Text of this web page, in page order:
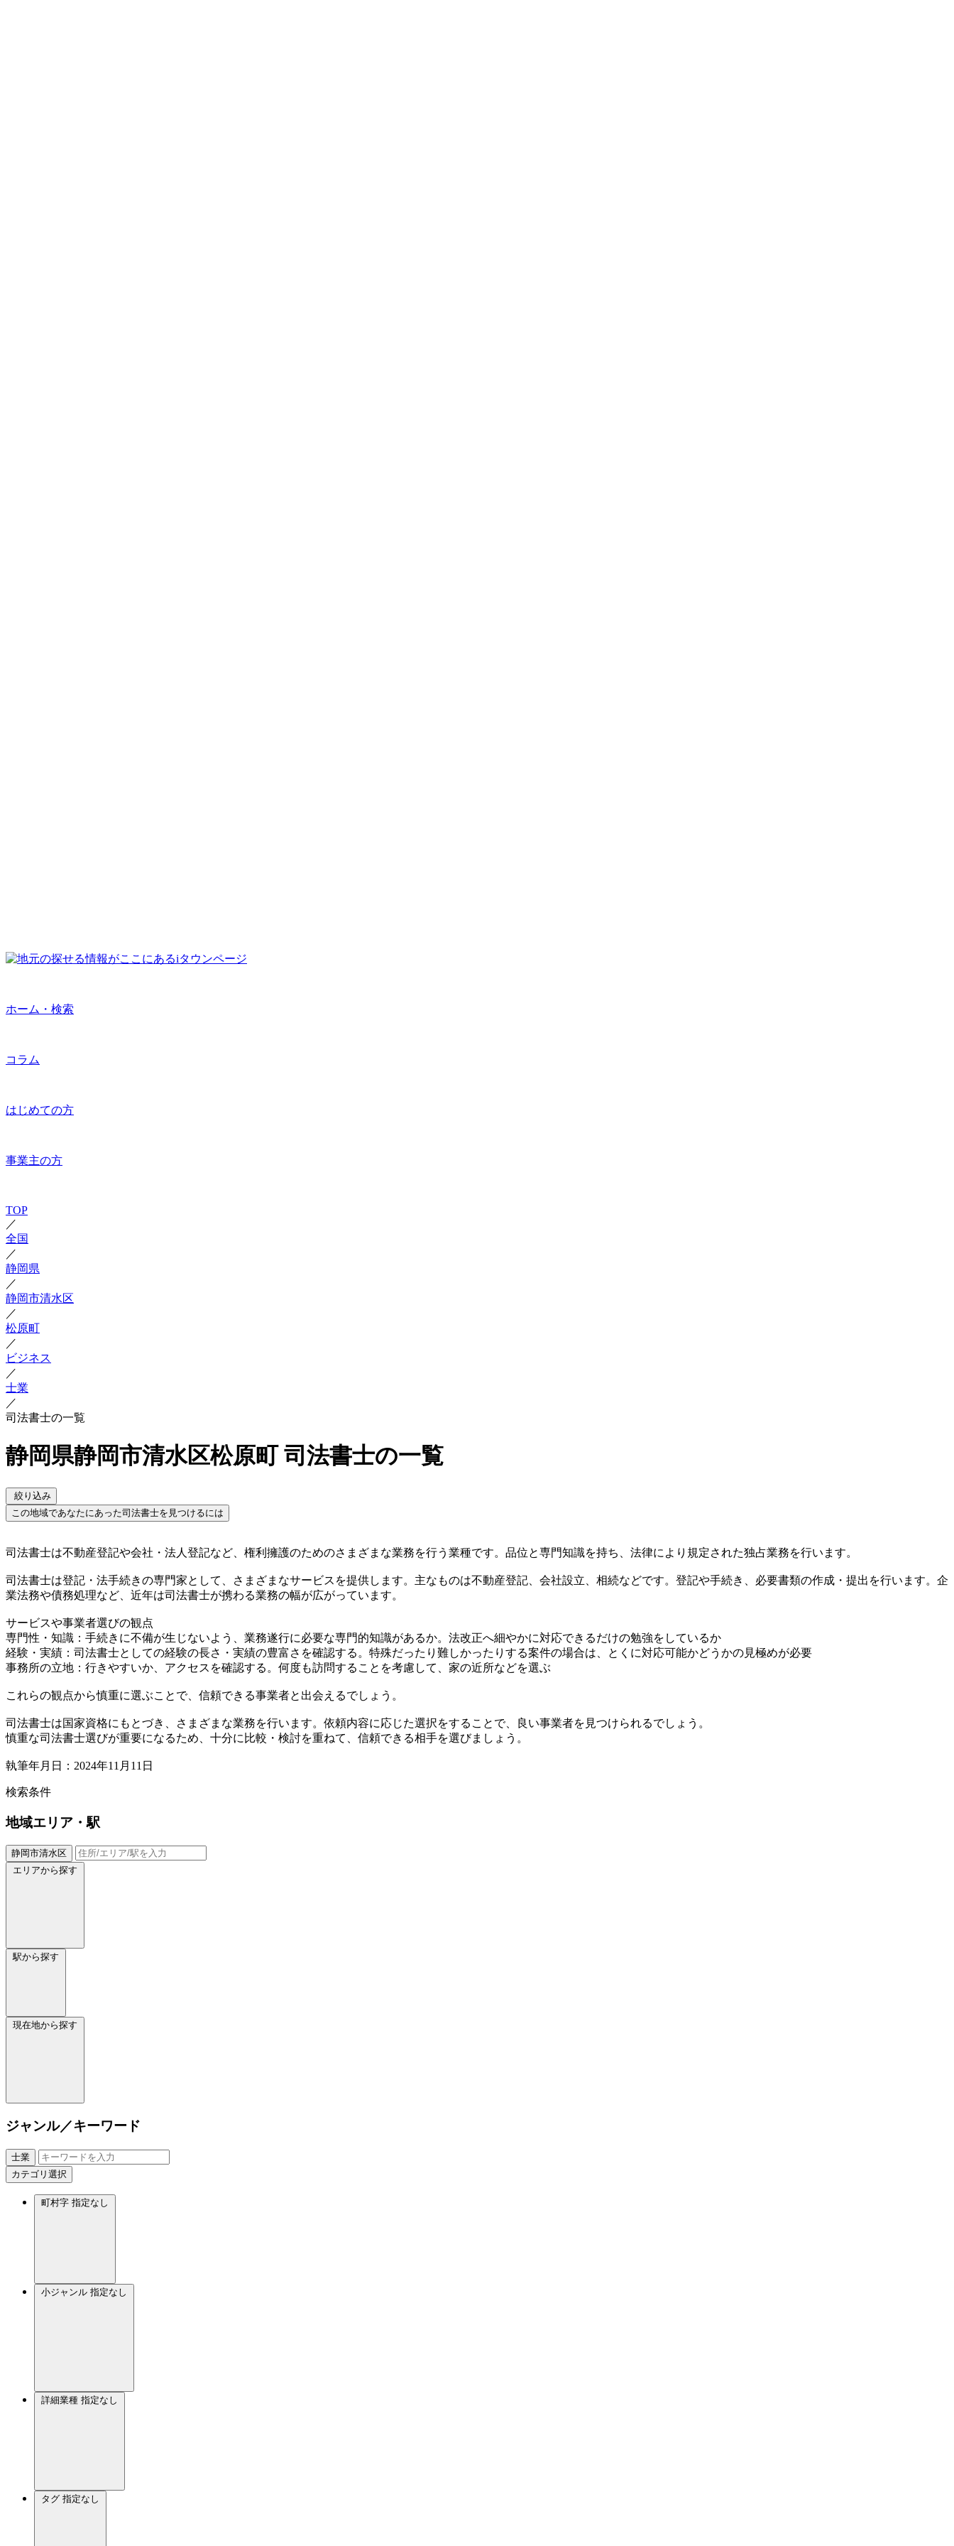
ホーム・検索
コラム
はじめての方
事業主の方
TOP
／
全国
／
静岡県
／
静岡市清水区
／
松原町
／
ビジネス
／
士業
／
司法書士の一覧
静岡県静岡市清水区松原町 司法書士の一覧
絞り込み
この地域であなたにあった司法書士を見つけるには
司法書士は不動産登記や会社・法人登記など、権利擁護のためのさまざまな業務を行う業種です。品位と専門知識を持ち、法律により規定された独占業務を行います。
司法書士は登記・法手続きの専門家として、さまざまなサービスを提供します。主なものは不動産登記、会社設立、相続などです。登記や手続き、必要書類の作成・提出を行います。企
業法務や債務処理など、近年は司法書士が携わる業務の幅が広がっています。
サービスや事業者選びの観点
専門性・知識：手続きに不備が生じないよう、業務遂行に必要な専門的知識があるか。法改正へ細やかに対応できるだけの勉強をしているか
経験・実績：司法書士としての経験の長さ・実績の豊富さを確認する。特殊だったり難しかったりする案件の場合は、とくに対応可能かどうかの見極めが必要
事務所の立地：行きやすいか、アクセスを確認する。何度も訪問することを考慮して、家の近所などを選ぶ
これらの観点から慎重に選ぶことで、信頼できる事業者と出会えるでしょう。
司法書士は国家資格にもとづき、さまざまな業務を行います。依頼内容に応じた選択をすることで、良い事業者を見つけられるでしょう。
慎重な司法書士選びが重要になるため、十分に比較・検討を重ねて、信頼できる相手を選びましょう。
執筆年月日：2024年11月11日
検索条件
地域エリア・駅
静岡市清水区
エリアから探す
駅から探す
現在地から探す
ジャンル／キーワード
士業
カテゴリ選択
町村字 指定なし
小ジャンル 指定なし
詳細業種 指定なし
タグ 指定なし